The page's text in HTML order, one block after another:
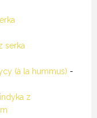
serka
(à la hummus) -
z